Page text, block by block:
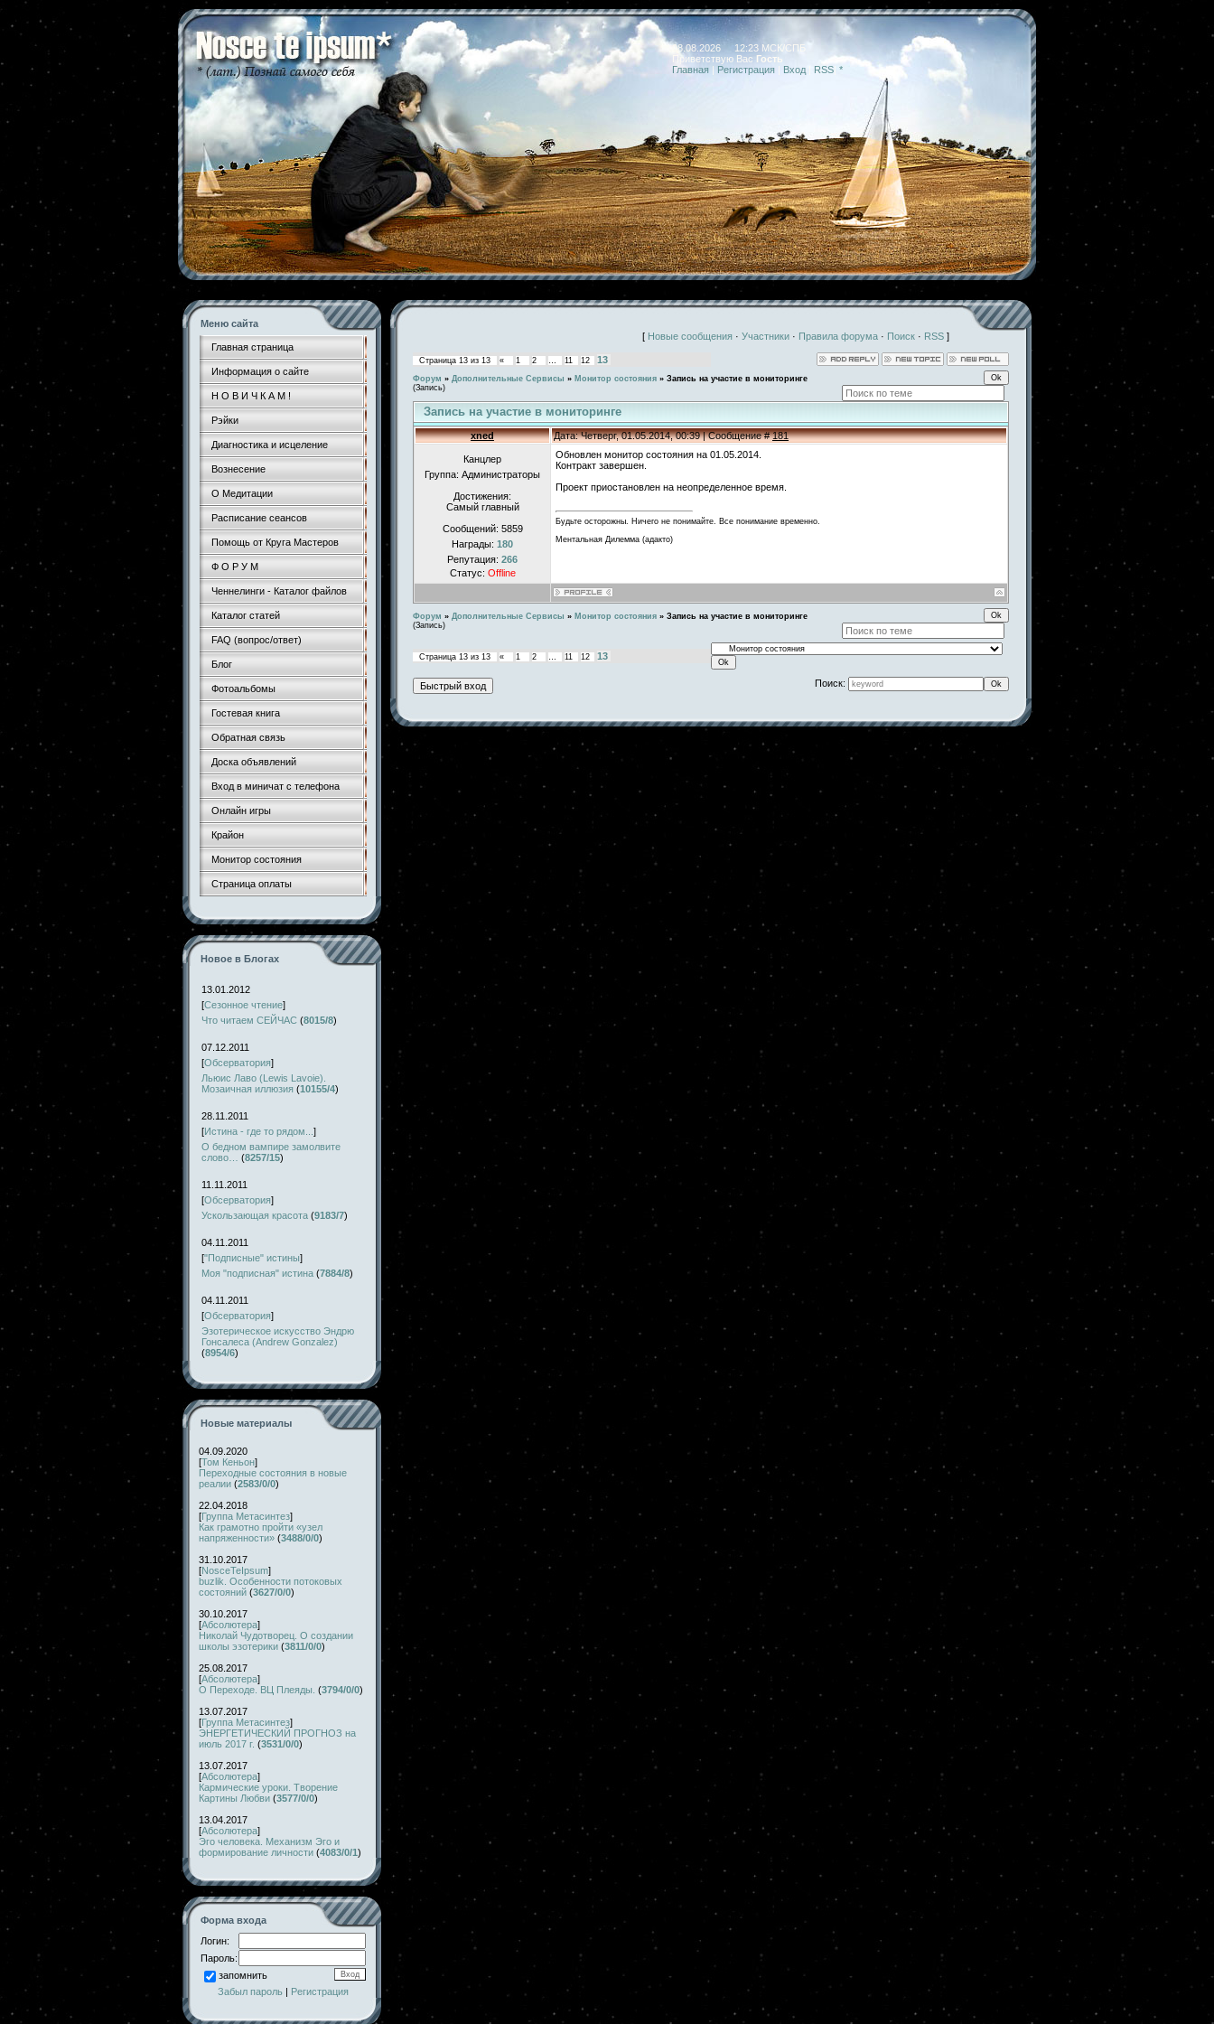
08.08.2026 12:23 МСК/СПБ
Приветствую Вас Гость
Главная | Регистрация | Вход RSS *
Меню сайта
Главная страница
Информация о сайте
Н О В И Ч К А М !
Рэйки
Диагностика и исцеление
Вознесение
О Медитации
Расписание сеансов
Помощь от Круга Мастеров
Ф О Р У М
Ченнелинги - Каталог файлов
Каталог статей
FAQ (вопрос/ответ)
Блог
Фотоальбомы
Гостевая книга
Обратная связь
Доска объявлений
Вход в миничат с телефона
Онлайн игры
Крайон
Монитор состояния
Страница оплаты
Новое в Блогах
13.01.2012
[Сезонное чтение]
Что читаем СЕЙЧАС (8015/8)
07.12.2011
[Обсерватория]
Льюис Лаво (Lewis Lavoie).
Мозаичная иллюзия (10155/4)
28.11.2011
[Истина - где то рядом... ]
О бедном вампире замолвите
слово…
(8257/15)
11.11.2011
[Обсерватория]
Ускользающая красота (9183/7)
04.11.2011
["Подписные" истины]
Моя "подписная" истина (7884/8)
04.11.2011
[Обсерватория]
Эзотерическое искусство Эндрю
Гонсалеса (Andrew Gonzalez)
(8954/6)
Новые материалы
04.09.2020
[Том Кеньон]
Переходные состояния в новые
реалии (2583/0/0)
22.04.2018
[Группа Метасинтез]
Как грамотно пройти «узел
напряженности» (3488/0/0)
31.10.2017
[NosceTeIpsum]
buzlik. Особенности потоковых
состояний (3627/0/0)
30.10.2017
[Абсолютера]
Николай Чудотворец. О создании
школы эзотерики (3811/0/0)
25.08.2017
[Абсолютера]
О Переходе. ВЦ Плеяды. (3794/0/0)
13.07.2017
[Группа Метасинтез]
ЭНЕРГЕТИЧЕСКИЙ ПРОГНОЗ на
июль 2017 г. (3531/0/0)
13.07.2017
[Абсолютера]
Кармические уроки. Творение
Картины Любви (3577/0/0)
13.04.2017
[Абсолютера]
Эго человека. Механизм Эго и
формирование личности (4083/0/1)
Форма входа
Логин:
Пароль:
запомнить
Забыл пароль | Регистрация
[ Новые сообщения · Участники · Правила форума · Поиск · RSS ]
Страница 13 из 13 « 1 2 … 11 12 13
Форум » Дополнительные Сервисы » Монитор состояния » Запись на участие в мониторинге
(Запись)
Запись на участие в мониторинге
xned Дата: Четверг, 01.05.2014, 00:39 | Сообщение #181
Канцлер
Группа: Администраторы
Достижения:
Самый главный
Сообщений: 5859
Награды: 180
Репутация: 266
Статус: Offline
Обновлен монитор состояния на 01.05.2014.
Контракт завершен.
Проект приостановлен на неопределенное время.
Будьте осторожны. Ничего не понимайте. Все понимание временно.
Ментальная Дилемма (адакто)
Форум » Дополнительные Сервисы » Монитор состояния » Запись на участие в мониторинге
(Запись)
Страница 13 из 13 « 1 2 … 11 12 13
Поиск: